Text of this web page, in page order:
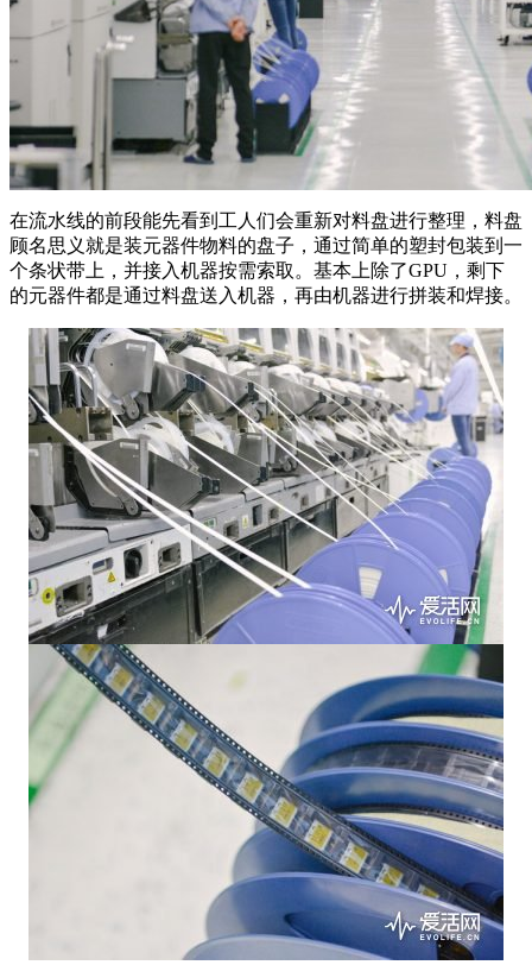
在流水线的前段能先看到工人们会重新对料盘进行整理，料盘
顾名思义就是装元器件物料的盘子，通过简单的塑封包装到一
个条状带上，并接入机器按需索取。基本上除了GPU，剩下
的元器件都是通过料盘送入机器，再由机器进行拼装和焊接。